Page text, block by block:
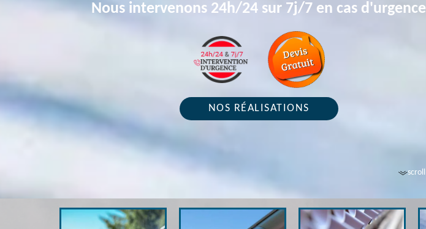
scroll
Nous intervenons 24h/24 sur 7j/7 en cas d'urgence
NOS RÉALISATIONS